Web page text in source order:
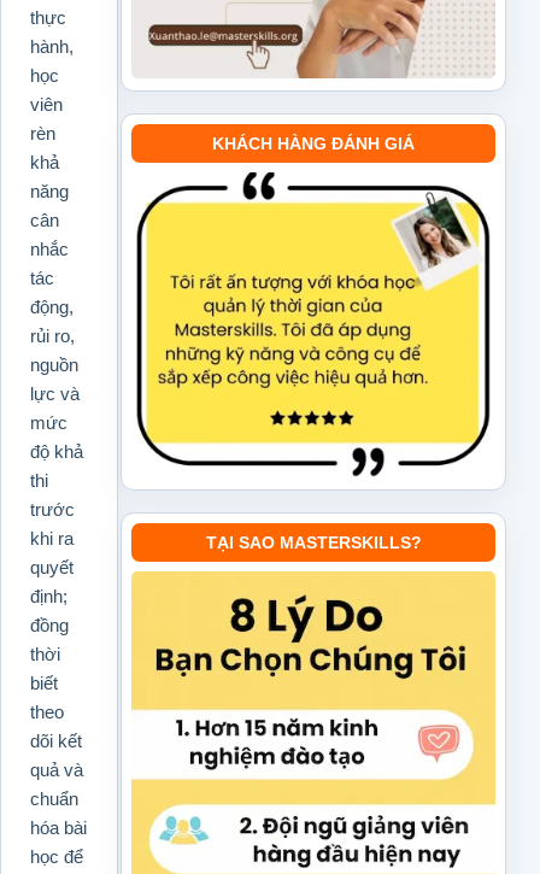
thực
hành,
học
viên
rèn
khả
năng
cân
nhắc
tác
động,
rủi ro,
nguồn
lực và
mức
độ khả
thi
trước
khi ra
quyết
định;
đồng
thời
biết
theo
dõi kết
quả và
chuẩn
hóa bài
học để
KHÁCH HÀNG ĐÁNH GIÁ
TẠI SAO MASTERSKILLS?